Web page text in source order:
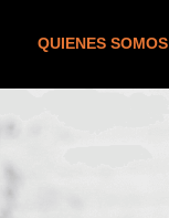
QUIENES SOMOS